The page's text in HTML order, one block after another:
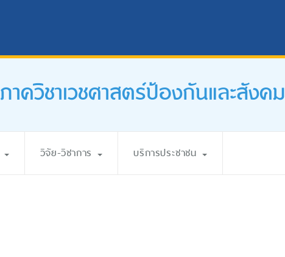
ภาควิชาเวชศาสตร์ป้องกันและสังคม
วิจัย-วิชาการ บริการประชาชน